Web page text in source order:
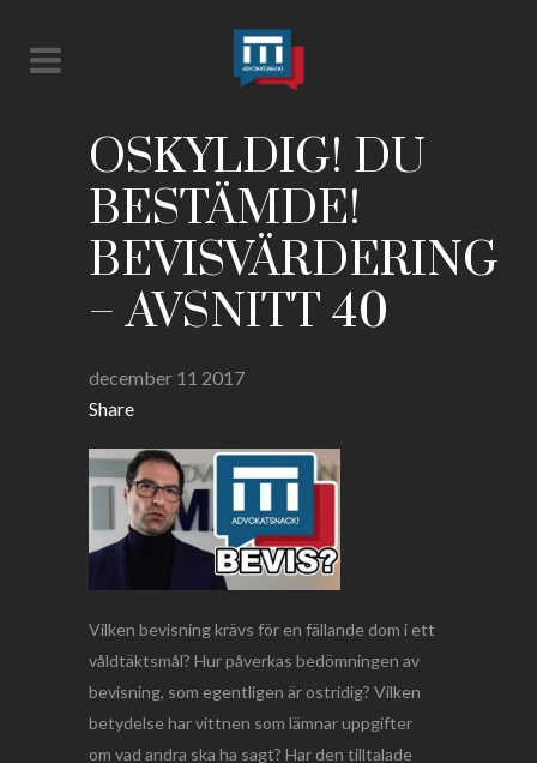
OSKYLDIG! DU
BESTÄMDE!
BEVISVÄRDERING
– AVSNITT 40
december 11 2017
Share
Vilken bevisning krävs för en fällande dom i ett
våldtäktsmål? Hur påverkas bedömningen av
bevisning, som egentligen är ostridig? Vilken
betydelse har vittnen som lämnar uppgifter
om vad andra ska ha sagt? Har den tilltalade